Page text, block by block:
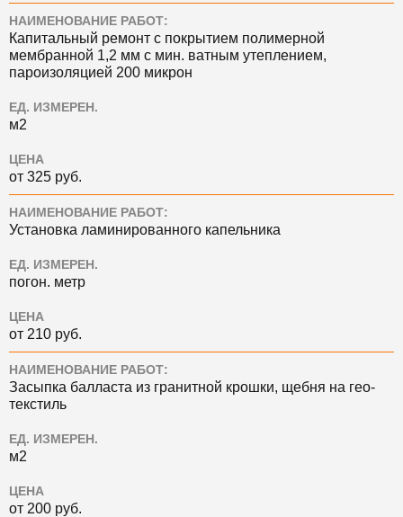
НАИМЕНОВАНИЕ РАБОТ:
Капитальный ремонт с покрытием полимерной
мембранной 1,2 мм с мин. ватным утеплением,
пароизоляцией 200 микрон
ЕД. ИЗМЕРЕН.
м2
ЦЕНА
от 325 руб.
НАИМЕНОВАНИЕ РАБОТ:
Установка ламинированного капельника
ЕД. ИЗМЕРЕН.
погон. метр
ЦЕНА
от 210 руб.
НАИМЕНОВАНИЕ РАБОТ:
Засыпка балласта из гранитной крошки, щебня на гео-
текстиль
ЕД. ИЗМЕРЕН.
м2
ЦЕНА
от 200 руб.